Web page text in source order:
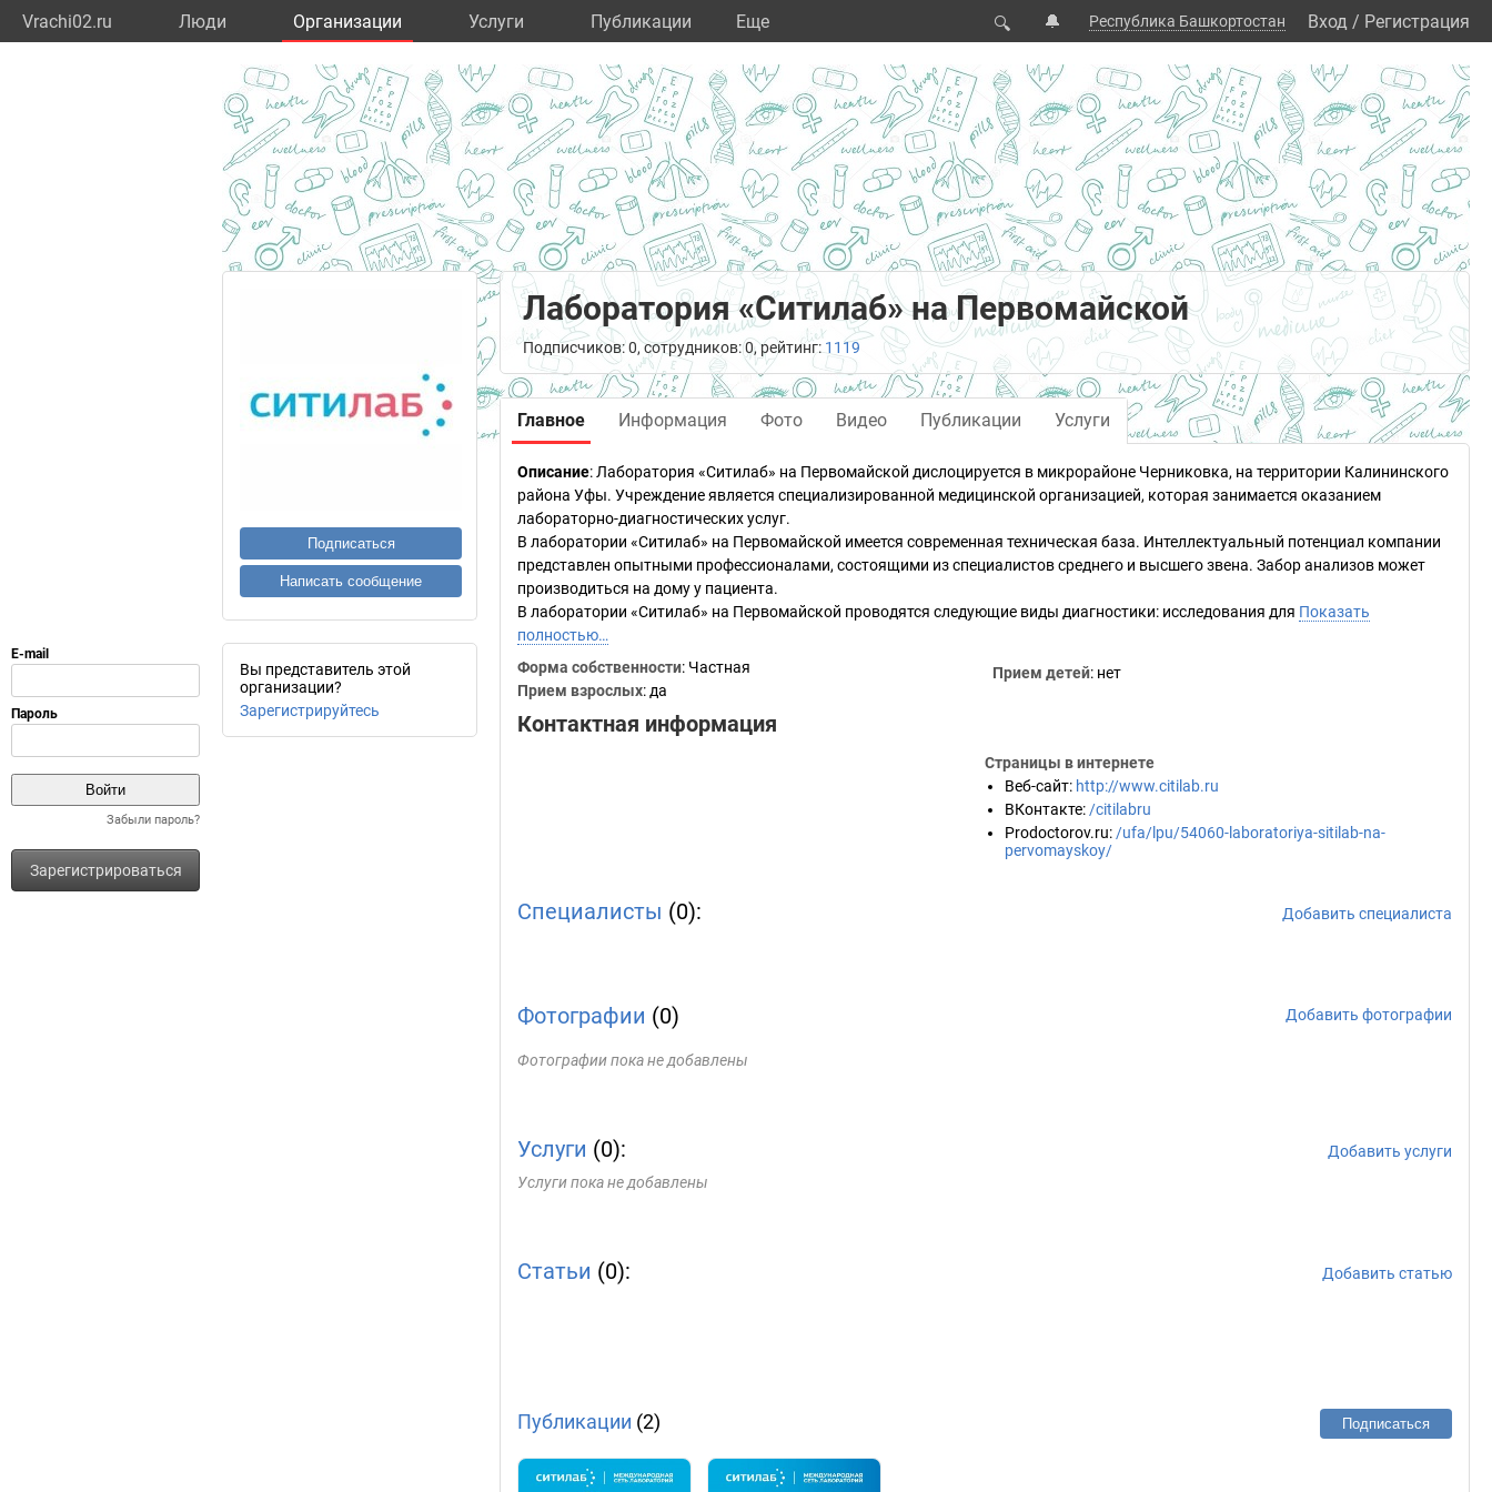
Vrachi02.ru Люди Организации Услуги Публикации Eще 🔍 🔔 Республика Башкортостан Вход / Регистрация
Забыли пароль?
Зарегистрироваться
Подписаться
Написать сообщение
Вы представитель этой
организации?
Зарегистрируйтесь
Лаборатория «Ситилаб» на Первомайской
Подписчиков: 0, сотрудников: 0, рейтинг: 1119
Главное Информация Фото Видео Публикации Услуги
Описание: Лаборатория «Ситилаб» на Первомайской дислоцируется в микрорайоне Черниковка, на территории Калининского
района Уфы. Учреждение является специализированной медицинской организацией, которая занимается оказанием
лабораторно-диагностических услуг.
В лаборатории «Ситилаб» на Первомайской имеется современная техническая база. Интеллектуальный потенциал компании
представлен опытными профессионалами, состоящими из специалистов среднего и высшего звена. Забор анализов может
производиться на дому у пациента.
В лаборатории «Ситилаб» на Первомайской проводятся следующие виды диагностики: исследования для Показать
полностью…
Форма собственности: Частная
Прием взрослых: да
Прием детей: нет
Контактная информация
Страницы в интернете
Веб-сайт: http://www.citilab.ru
ВКонтакте: /citilabru
Prodoctorov.ru: /ufa/lpu/54060-laboratoriya-sitilab-na-
pervomayskoy/
Специалисты (0): Добавить специалиста
Фотографии (0) Добавить фотографии
Фотографии пока не добавлены
Услуги (0):
Добавить услуги
Услуги пока не добавлены
Статьи (0): Добавить статью
Публикации (2) Подписаться